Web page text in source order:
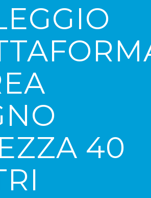
40